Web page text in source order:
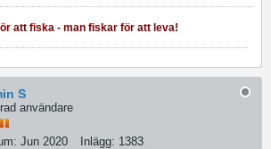
att fiska - man fiskar för att leva!
S
användare
Jun 2020 Inlägg: 1383